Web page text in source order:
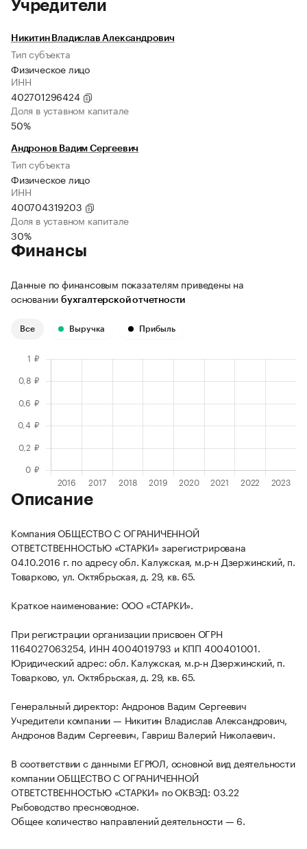
Учредители
Никитин Владислав Александрович
Тип субъекта
Физическое лицо
ИНН
402701296424
Доля в уставном капитале
50%
Андронов Вадим Сергеевич
Тип субъекта
Физическое лицо
ИНН
400704319203
Доля в уставном капитале
30%
Финансы
Данные по финансовым показателям приведены на
основании бухгалтерской отчетности
Все Выручка Прибыль
Описание
Компания ОБЩЕСТВО С ОГРАНИЧЕННОЙ
ОТВЕТСТВЕННОСТЬЮ «СТАРКИ» зарегистрирована
04.10.2016 г. по адресу обл. Калужская, м.р-н Дзержинский, п.
Товарково, ул. Октябрьская, д. 29, кв. 65.
Краткое наименование: ООО «СТАРКИ».
При регистрации организации присвоен ОГРН
1164027063254, ИНН 4004019793 и КПП 400401001.
Юридический адрес: обл. Калужская, м.р-н Дзержинский, п.
Товарково, ул. Октябрьская, д. 29, кв. 65.
Генеральный директор: Андронов Вадим Сергеевич
Учредители компании — Никитин Владислав Александрович,
Андронов Вадим Сергеевич, Гавриш Валерий Николаевич.
В соответствии с данными ЕГРЮЛ, основной вид деятельности
компании ОБЩЕСТВО С ОГРАНИЧЕННОЙ
ОТВЕТСТВЕННОСТЬЮ «СТАРКИ» по ОКВЭД: 03.22
Рыбоводство пресноводное.
Общее количество направлений деятельности — 6.